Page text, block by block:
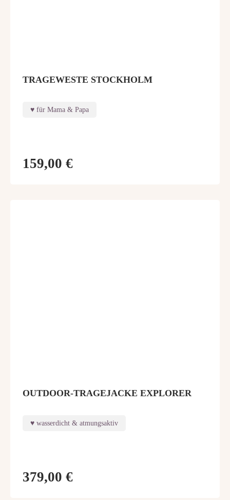
TRAGEWESTE STOCKHOLM
für Mama & Papa
159,00 €
OUTDOOR-TRAGEJACKE EXPLORER
wasserdicht & atmungsaktiv
379,00 €